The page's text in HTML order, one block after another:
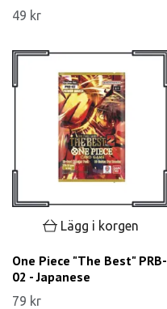
49 kr
Lägg i korgen
One Piece "The Best" PRB-
02 - Japanese
79 kr